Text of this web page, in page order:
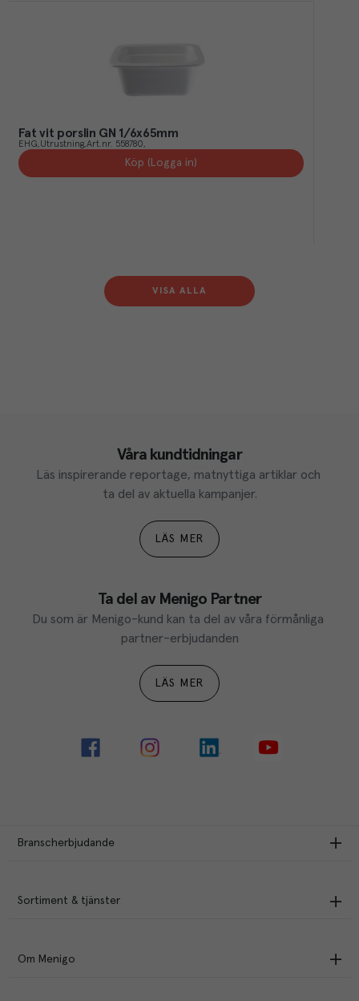
Fat vit porslin GN 1/6x65mm
EHG Utrustning Art.nr. 558780
Köp (Logga in)
VISA ALLA
Våra kundtidningar
Läs inspirerande reportage, matnyttiga artiklar och
ta del av aktuella kampanjer.
LÄS MER
Ta del av Menigo Partner
Du som är Menigo-kund kan ta del av våra förmånliga
partner-erbjudanden
LÄS MER
Branscherbjudande
Sortiment & tjänster
Om Menigo